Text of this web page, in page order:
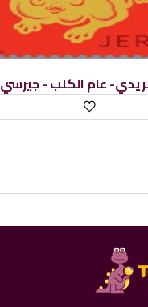
عام الكلب - جيرسي